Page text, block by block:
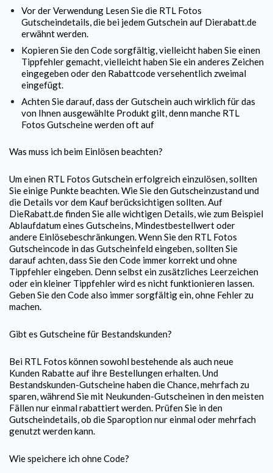
Vor der Verwendung Lesen Sie die RTL Fotos
Gutscheindetails, die bei jedem Gutschein auf Dierabatt.de
erwähnt werden.
Kopieren Sie den Code sorgfältig, vielleicht haben Sie einen
Tippfehler gemacht, vielleicht haben Sie ein anderes Zeichen
eingegeben oder den Rabattcode versehentlich zweimal
eingefügt.
Achten Sie darauf, dass der Gutschein auch wirklich für das
von Ihnen ausgewählte Produkt gilt, denn manche RTL
Fotos Gutscheine werden oft auf
Was muss ich beim Einlösen beachten?
Um einen RTL Fotos Gutschein erfolgreich einzulösen, sollten
Sie einige Punkte beachten. Wie Sie den Gutscheinzustand und
die Details vor dem Kauf berücksichtigen sollten. Auf
DieRabatt.de finden Sie alle wichtigen Details, wie zum Beispiel
Ablaufdatum eines Gutscheins, Mindestbestellwert oder
andere Einlösebeschränkungen. Wenn Sie den RTL Fotos
Gutscheincode in das Gutscheinfeld eingeben, sollten Sie
darauf achten, dass Sie den Code immer korrekt und ohne
Tippfehler eingeben. Denn selbst ein zusätzliches Leerzeichen
oder ein kleiner Tippfehler wird es nicht funktionieren lassen.
Geben Sie den Code also immer sorgfältig ein, ohne Fehler zu
machen.
Gibt es Gutscheine für Bestandskunden?
Bei RTL Fotos können sowohl bestehende als auch neue
Kunden Rabatte auf ihre Bestellungen erhalten. Und
Bestandskunden-Gutscheine haben die Chance, mehrfach zu
sparen, während Sie mit Neukunden-Gutscheinen in den meisten
Fällen nur einmal rabattiert werden. Prüfen Sie in den
Gutscheindetails, ob die Sparoption nur einmal oder mehrfach
genutzt werden kann.
Wie speichere ich ohne Code?